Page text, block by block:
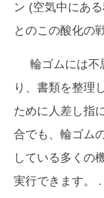
ン (空気中にあ
とのこの酸化の
輪ゴムには不
り、書類を整理
ために人差し指
合でも、輪ゴム
している多くの
実行できます。 .